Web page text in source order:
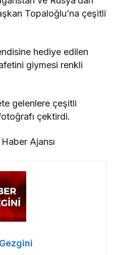
Topaloğlu’na çeşitli
hediye edilen
giymesi renkli
gelenlere çeşitli
çektirdi.
Ajansı